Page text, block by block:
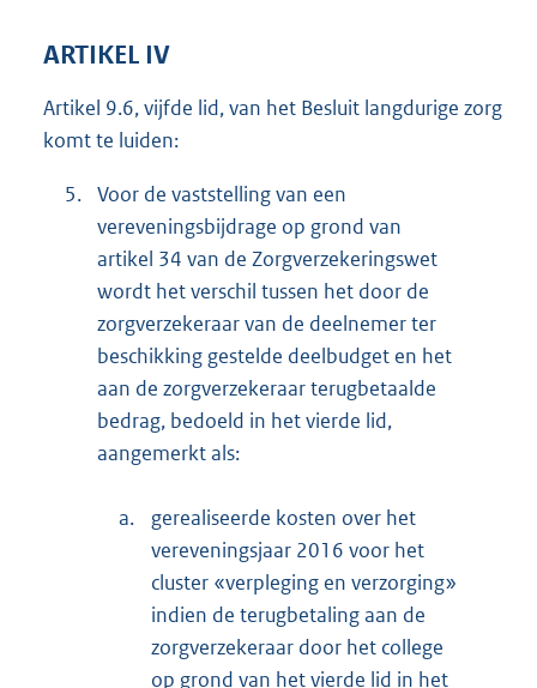
ARTIKEL IV
Artikel 9.6, vijfde lid, van het Besluit langdurige zorg
komt te luiden:
5. Voor de vaststelling van een
vereveningsbijdrage op grond van
artikel 34 van de Zorgverzekeringswet
wordt het verschil tussen het door de
zorgverzekeraar van de deelnemer ter
beschikking gestelde deelbudget en het
aan de zorgverzekeraar terugbetaalde
bedrag, bedoeld in het vierde lid,
aangemerkt als:
a.
gerealiseerde kosten over het
vereveningsjaar 2016 voor het
cluster «verpleging en verzorging»
indien de terugbetaling aan de
zorgverzekeraar door het college
op grond van het vierde lid in het